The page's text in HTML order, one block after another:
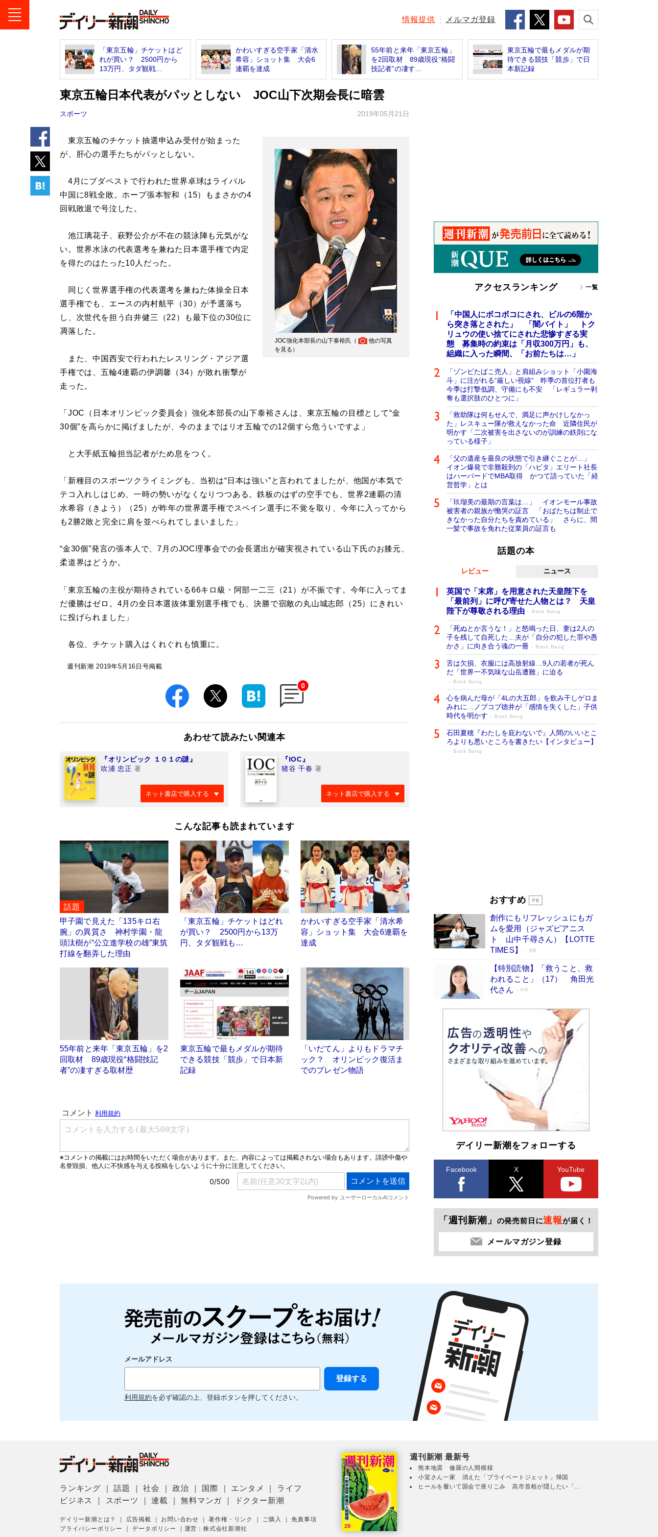
情報提供 メルマガ登録
「東京五輪」チケットはど
れが買い？ 2500円から
13万円、タダ観戦...
かわいすぎる空手家「清水
希容」ショット集 大会6
連覇を達成
55年前と来年「東京五輪」
を2回取材 89歳現役“格闘
技記者”の凄す...
東京五輪で最もメダルが期
待できる競技「競歩」で日
本新記録
東京五輪日本代表がパッとしない JOC山下次期会長に暗雲
スポーツ 2019年05月21日
JOC強化本部長の山下泰裕氏（
他の写真
を見る ）
東京五輪のチケット抽選申込み受付が始まった
が、肝心の選手たちがパッとしない。
4月にブダペストで行われた世界卓球はライバル
中国に8戦全敗。ホープ張本智和（15）もまさかの4
回戦敗退で号泣した。
池江璃花子、萩野公介が不在の競泳陣も元気がな
い。世界水泳の代表選考を兼ねた日本選手権で内定
を得たのはたった10人だった。
同じく世界選手権の代表選考を兼ねた体操全日本
選手権でも、エースの内村航平（30）が予選落ち
し、次世代を担う白井健三（22）も最下位の30位に
凋落した。
また、中国西安で行われたレスリング・アジア選
手権では、五輪4連覇の伊調馨（34）が敗れ衝撃が
走った。
「JOC（日本オリンピック委員会）強化本部長の山下泰裕さんは、東京五輪の目標として“金
30個”を高らかに掲げましたが、今のままではリオ五輪での12個すら危ういですよ」
と大手紙五輪担当記者がため息をつく。
「新種目のスポーツクライミングも、当初は“日本は強い”と言われてましたが、他国が本気で
テコ入れしはじめ、一時の勢いがなくなりつつある。鉄板のはずの空手でも、世界2連覇の清
水希容（きよう）（25）が昨年の世界選手権でスペイン選手に不覚を取り、今年に入ってから
も2勝2敗と完全に肩を並べられてしまいました」
“金30個”発言の張本人で、7月のJOC理事会での会長選出が確実視されている山下氏のお膝元、
柔道界はどうか。
「東京五輪の主役が期待されている66キロ級・阿部一二三（21）が不振です。今年に入ってま
だ優勝はゼロ。4月の全日本選抜体重別選手権でも、決勝で宿敵の丸山城志郎（25）にきれい
に投げられました」
各位、チケット購入はくれぐれも慎重に。
週刊新潮 2019年5月16日号掲載
0
あわせて読みたい関連本
『オリンピック １０１の謎』
吹浦 忠正 著
ネット書店で購入する
『IOC』
猪谷 千春 著
ネット書店で購入する
こんな記事も読まれています
話題
甲子園で見えた「135キロ右
腕」の異質さ 神村学園・龍
頭汰樹が“公立進学校の雄”東筑
打線を翻弄した理由
「東京五輪」チケットはどれ
が買い？ 2500円から13万
円、タダ観戦も…
かわいすぎる空手家「清水希
容」ショット集 大会6連覇を
達成
55年前と来年「東京五輪」を2
回取材 89歳現役“格闘技記
者”の凄すぎる取材歴
東京五輪で最もメダルが期待
できる競技「競歩」で日本新
記録
「いだてん」よりもドラマチ
ック？ オリンピック復活ま
でのプレゼン物語
アクセスランキング 一覧
「中国人にボコボコにされ、ビルの6階か
ら突き落とされた」 「闇バイト」 トク
リュウの使い捨てにされた悲惨すぎる実
態 募集時の約束は「月収300万円」も、
組織に入った瞬間、「お前たちは…」
「ゾンビたばこ売人」と肩組みショット「小園海
斗」に注がれる“厳しい視線” 昨季の首位打者も
今季は打撃低調、守備にも不安 「レギュラー剥
奪も選択肢のひとつに」
「救助隊は何もせんで、満足に声かけしなかっ
た」レスキュー隊が救えなかった命 近隣住民が
明かす「二次被害を出さないのが訓練の鉄則にな
っている様子」
「父の遺産を最良の状態で引き継ぐことが…」
イオン爆発で非難殺到の「ハビタ」エリート社長
はハーバードでMBA取得 かつて語っていた「経
営哲学」とは
「玖瑠美の最期の言葉は…」 イオンモール事故
被害者の親族が慟哭の証言 「おばたちは制止で
きなかった自分たちを責めている」 さらに、間
一髪で事故を免れた従業員の証言も
話題の本
レビュー ニュース
英国で「末席」を用意された天皇陛下を
「最前列」に呼び寄せた人物とは？ 天皇
陛下が尊敬される理由
Book Bang
「死ぬとか言うな！」と怒鳴った日、妻は2人の
子を残して自死した…夫が「自分の犯した罪や愚
かさ」に向き合う魂の一冊
Book Bang
舌は欠損、衣服には高放射線…9人の若者が死ん
だ「世界一不気味な山岳遭難」に迫る
Book Bang
心を病んだ母が「4Lの大五郎」を飲み干しゲロま
みれに…ノブコブ徳井が「感情を失くした」子供
時代を明かす
Book Bang
石田夏穂『わたしを庇わないで』人間のいいとこ
ろよりも悪いところを書きたい【インタビュー】
Book Bang
「『火垂るの墓』は、大嘘である」原作者が抱き
続けた“自責の念”とは…「自己憐憫は描きたくな
い」監督が徹底的にこだわったこと（後編） #
戦争の記憶
Book Bang
おすすめ
創作にもリフレッシュにもガ
ムを愛用（ジャズピアニス
ト 山中千尋さん）【LOTTE
TIMES】
PR
【特別読物】「救うこと、救
われること」（17） 角田光
代さん
PR
デイリー新潮をフォローする
Facebook X YouTube
「週刊新潮」 の発売前日に速報が届く！
メールマガジン登録
メールアドレス
利用規約を必ず確認の上、登録ボタンを押してください。
ランキング ｜話題 ｜社会 ｜政治 国際 エンタメ
ライフ
ビジネス
スポーツ ｜連載 ｜無料マンガ ドクター新潮
デイリー新潮とは？ 広告掲載 お問い合わせ ｜著作権・リンク ご購入 ｜免責事項
プライバシーポリシー
｜データポリシー 運営：株式会社新潮社
週刊新潮 最新号
熊本地震 修羅の人間模様
小室さん一家 消えた「プライベートジェット」帰国
ヒールを履いて国会で座りこみ 高市首相が隠したい「...